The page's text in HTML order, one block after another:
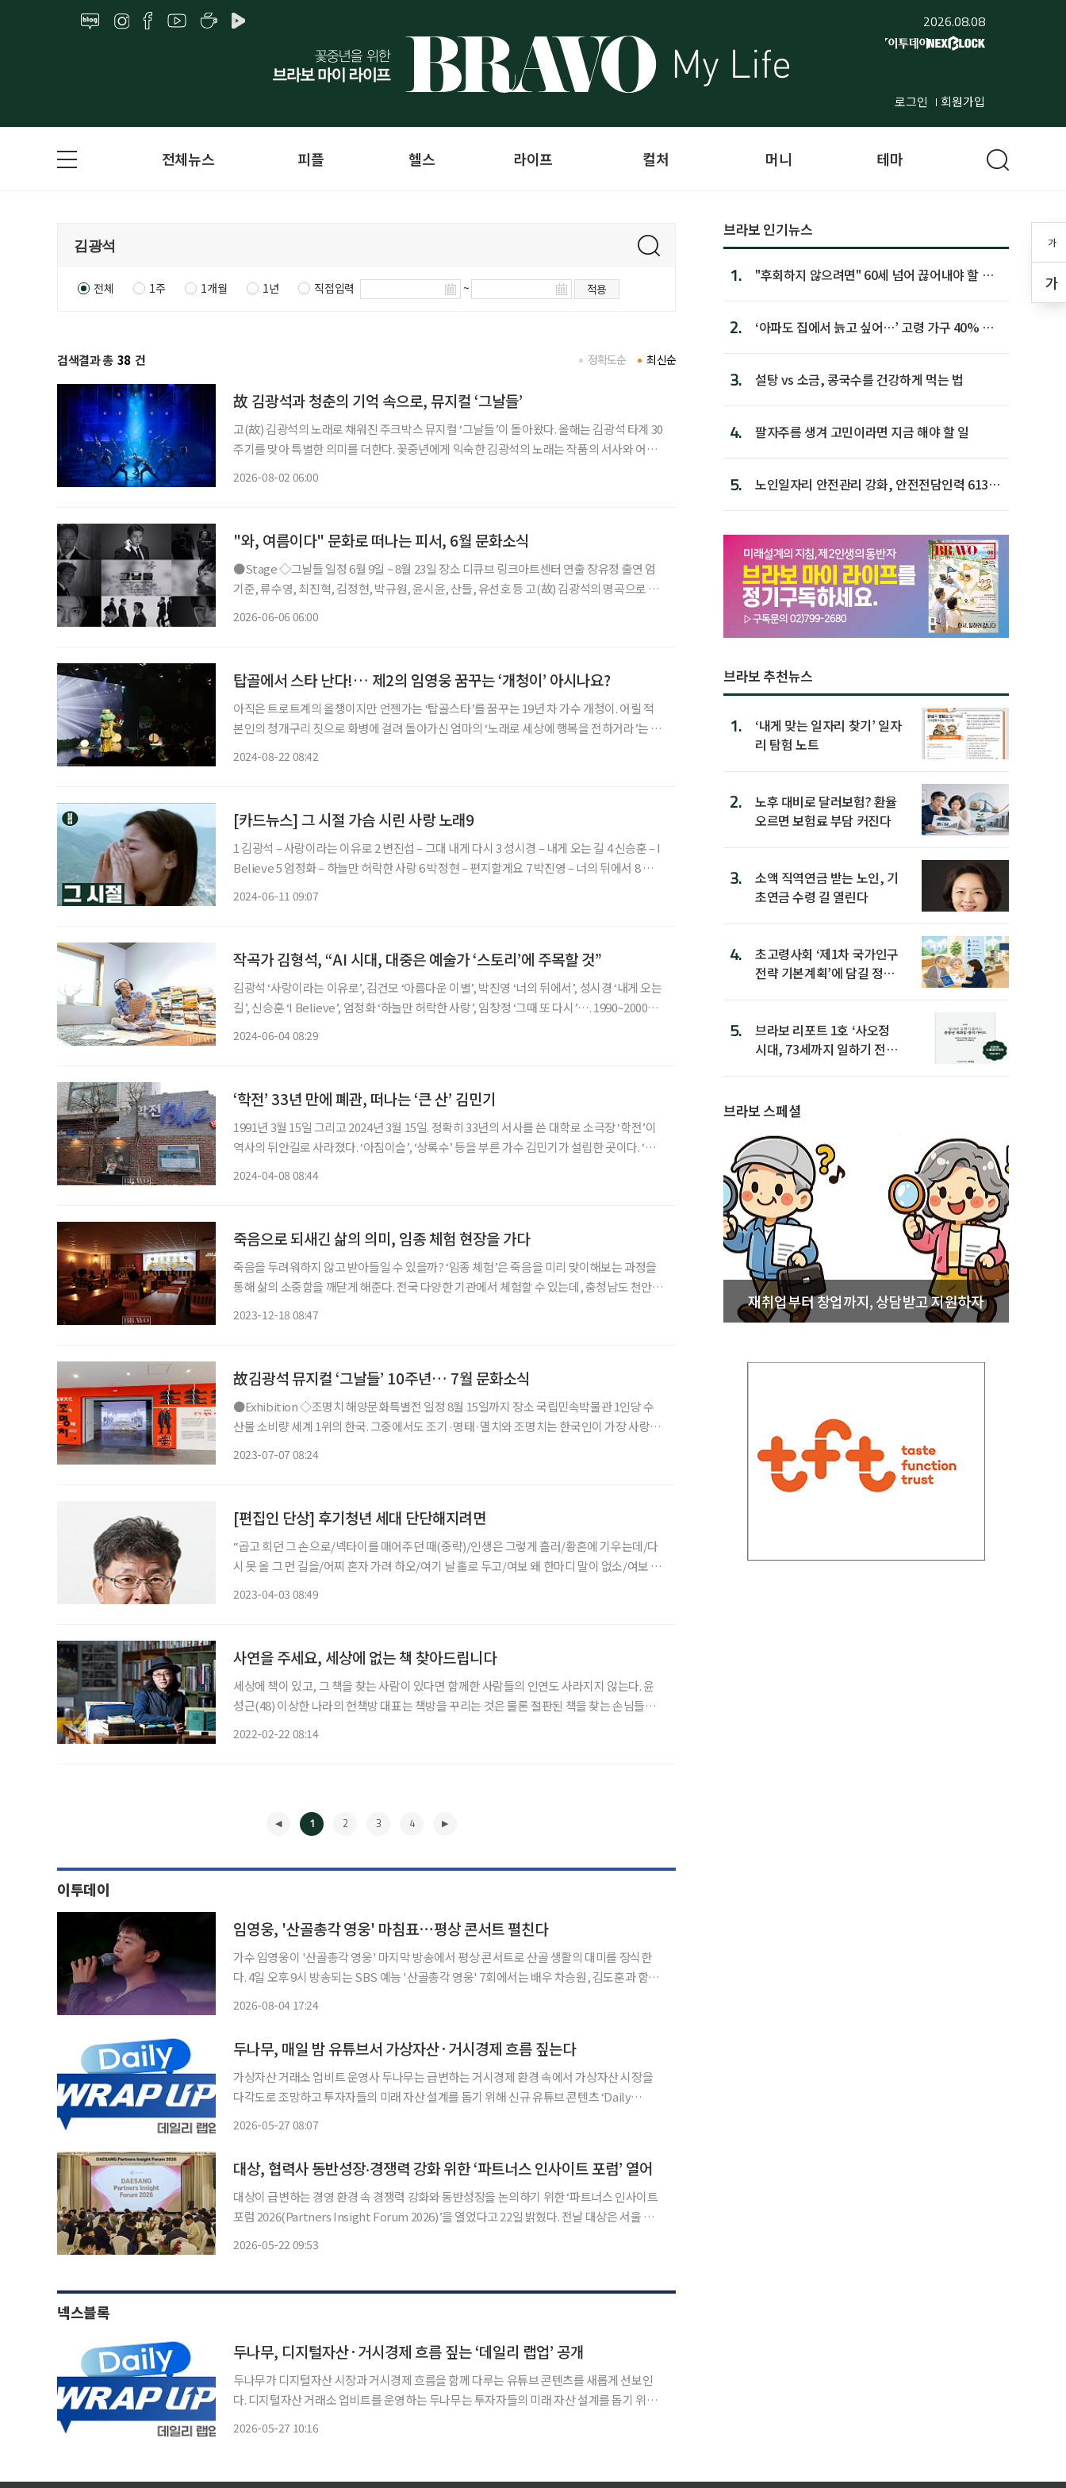
2026.08.08
로그인 회원가입
가
가
전체뉴스 피플 헬스 라이프 컬처 머니 테마
전체 1주 1개월 1년 직접입력 ~ 적용
검색결과 총 38 건 최신순
정확도순
故 김광석과 청춘의 기억 속으로, 뮤지컬 ‘그날들’
고(故) 김광석의 노래로 채워진 주크박스 뮤지컬 ‘그날들’이 돌아왔다. 올해는 김광석 타계 30
주기를 맞아 특별한 의미를 더한다. 꽃중년에게 익숙한 김광석의 노래는 작품의 서사와 어우
2026-08-02 06:00
"와, 여름이다" 문화로 떠나는 피서, 6월 문화소식
●Stage ◇그날들 일정 6월 9일 ~ 8월 23일 장소 디큐브 링크아트센터 연출 장유정 출연 엄
기준, 류수영, 최진혁, 김정현, 박규원, 윤시윤, 산들, 유선호 등 고(故) 김광석의 명곡으로 꾸
2026-06-06 06:00
탑골에서 스타 난다!… 제2의 임영웅 꿈꾸는 ‘개청이’ 아시나요?
아직은 트로트계의 올챙이지만 언젠가는 ‘탑골스타’를 꿈꾸는 19년 차 가수 개청이. 어릴 적
본인의 청개구리 짓으로 화병에 걸려 돌아가신 엄마의 ‘노래로 세상에 행복을 전하거라’는 유
2024-08-22 08:42
[카드뉴스] 그 시절 가슴 시린 사랑 노래9
1 김광석 – 사랑이라는 이유로 2 변진섭 – 그대 내게 다시 3 성시경 – 내게 오는 길 4 신승훈 – I
Believe 5 엄정화 – 하늘만 허락한 사랑 6 박정현 – 편지할게요 7 박진영 – 너의 뒤에서 8 솔리
2024-06-11 09:07
작곡가 김형석, “AI 시대, 대중은 예술가 ‘스토리’에 주목할 것”
김광석 ‘사랑이라는 이유로’, 김건모 ‘아름다운 이별’, 박진영 ‘너의 뒤에서’, 성시경 ‘내게 오는
길’, 신승훈 ‘I Believe’, 엄정화 ‘하늘만 허락한 사랑’, 임창정 ‘그때 또 다시’…. 1990~2000년
2024-06-04 08:29
‘학전’ 33년 만에 폐관, 떠나는 ‘큰 산’ 김민기
1991년 3월 15일 그리고 2024년 3월 15일. 정확히 33년의 서사를 쓴 대학로 소극장 ‘학전’이
역사의 뒤안길로 사라졌다. ‘아침이슬’, ‘상록수’ 등을 부른 가수 김민기가 설립한 곳이다. ‘배
2024-04-08 08:44
죽음으로 되새긴 삶의 의미, 임종 체험 현장을 가다
죽음을 두려워하지 않고 받아들일 수 있을까? ‘임종 체험’은 죽음을 미리 맞이해보는 과정을
통해 삶의 소중함을 깨닫게 해준다. 전국 다양한 기관에서 체험할 수 있는데, 충청남도 천안시
2023-12-18 08:47
故김광석 뮤지컬 ‘그날들’ 10주년… 7월 문화소식
●Exhibition ◇조명치 해양문화특별전 일정 8월 15일까지 장소 국립민속박물관 1인당 수
산물 소비량 세계 1위의 한국. 그중에서도 조기·명태·멸치와 조명치는 한국인이 가장 사랑하
2023-07-07 08:24
[편집인 단상] 후기청년 세대 단단해지려면
“곱고 희던 그 손으로/넥타이를 매어주던 때(중략)/인생은 그렇게 흘러/황혼에 기우는데/다
시 못 올 그 먼 길을/어찌 혼자 가려 하오/여기 날 홀로 두고/여보 왜 한마디 말이 없소/여보 안
2023-04-03 08:49
사연을 주세요, 세상에 없는 책 찾아드립니다
세상에 책이 있고, 그 책을 찾는 사람이 있다면 함께한 사람들의 인연도 사라지지 않는다. 윤
성근(48) 이상한 나라의 헌책방 대표는 책방을 꾸리는 것은 물론 절판된 책을 찾는 손님들을
2022-02-22 08:14
1 2 3 4
이투데이
임영웅, '산골총각 영웅' 마침표⋯평상 콘서트 펼친다
가수 임영웅이 '산골총각 영웅' 마지막 방송에서 평상 콘서트로 산골 생활의 대미를 장식한
다. 4일 오후 9시 방송되는 SBS 예능 '산골총각 영웅' 7회에서는 배우 차승원, 김도훈과 함께
2026-08-04 17:24
두나무, 매일 밤 유튜브서 가상자산·거시경제 흐름 짚는다
가상자산 거래소 업비트 운영사 두나무는 급변하는 거시경제 환경 속에서 가상자산 시장을
다각도로 조망하고 투자자들의 미래 자산 설계를 돕기 위해 신규 유튜브 콘텐츠 ‘Daily
2026-05-27 08:07
대상, 협력사 동반성장‧경쟁력 강화 위한 ‘파트너스 인사이트 포럼’ 열어
대상이 급변하는 경영 환경 속 경쟁력 강화와 동반성장을 논의하기 위한 ‘파트너스 인사이트
포럼 2026(Partners Insight Forum 2026)’을 열었다고 22일 밝혔다. 전날 대상은 서울 성
2026-05-22 09:53
넥스블록
두나무, 디지털자산·거시경제 흐름 짚는 ‘데일리 랩업’ 공개
두나무가 디지털자산 시장과 거시경제 흐름을 함께 다루는 유튜브 콘텐츠를 새롭게 선보인
다. 디지털자산 거래소 업비트를 운영하는 두나무는 투자자들의 미래 자산 설계를 돕기 위해
2026-05-27 10:16
브라보 인기뉴스
1.
"후회하지 않으려면" 60세 넘어 끊어내야 할 사
2.
‘아파도 집에서 늙고 싶어…’ 고령 가구 40% 노
3. 설탕 vs 소금, 콩국수를 건강하게 먹는 법
4. 팔자주름 생겨 고민이라면 지금 해야 할 일
5.
노인일자리 안전관리 강화, 안전전담인력 613명
브라보 추천뉴스
1.
‘내게 맞는 일자리 찾기’ 일자
리 탐험 노트
2.
노후 대비로 달러보험? 환율
오르면 보험료 부담 커진다
3.
소액 직역연금 받는 노인, 기
초연금 수령 길 열린다
4.
초고령사회 ‘제1차 국가인구
전략 기본계획’에 담길 정책
5.
브라보 리포트 1호 ‘사오정
시대, 73세까지 일하기 전략’
브라보 스페셜
재취업부터 창업까지, 상담받고 지원하자